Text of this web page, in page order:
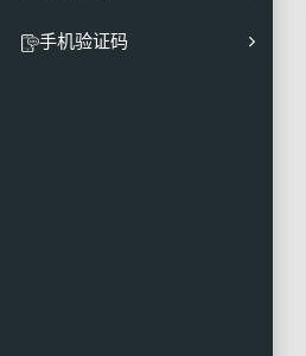
充值
手机验证码